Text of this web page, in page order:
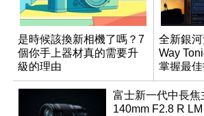
是時候該換新相機了嗎？7
個你手上器材真的需要升
級的理由
全新銀
Way
掌握最
富士新一代中長
140mm F2.8 R